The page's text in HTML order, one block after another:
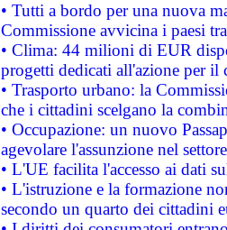
• Tutti a bordo per una nuova
Commissione avvicina i paesi
• Clima: 44 milioni di EUR
progetti dedicati all'azione per il
• Trasporto urbano: la
che i cittadini scelgano la
• Occupazione: un nuovo
agevolare l'assunzione nel
• L'UE facilita l'accesso ai dati
• L'istruzione e la formazione
secondo un quarto dei cittadini